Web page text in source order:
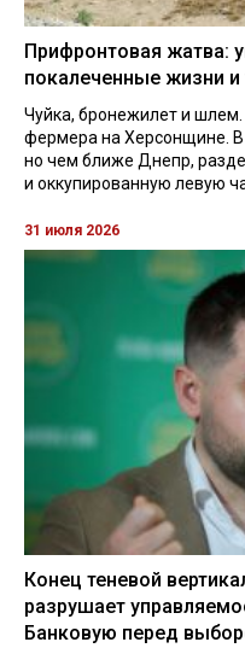
Прифронтовая жатва:
покалеченные жизни
Чуйка, бронежилет и
фермера на Херсонщине. В
но чем ближе Днепр,
и оккупированную левую
31 июля 2026
Конец теневой
разрушает
Банковую перед